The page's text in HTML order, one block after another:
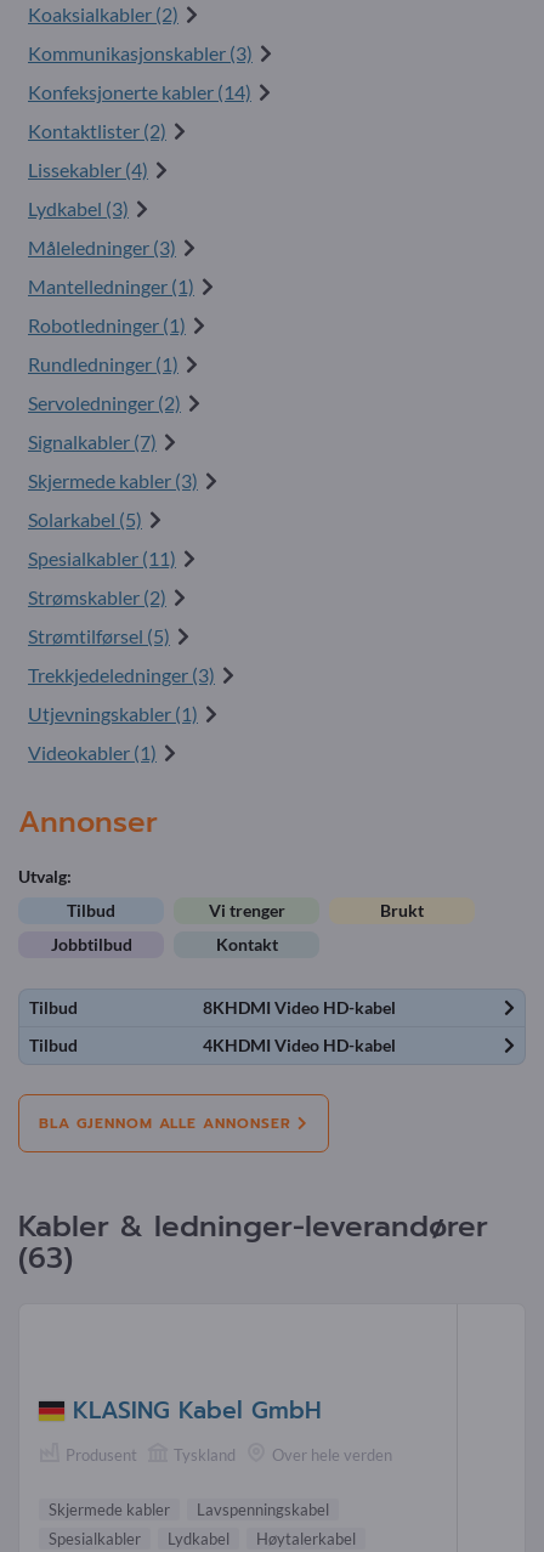
Koaksialkabler (2)
Kommunikasjonskabler (3)
Konfeksjonerte kabler (14)
Kontaktlister (2)
Lissekabler (4)
Lydkabel (3)
Måleledninger (3)
Mantelledninger (1)
Robotledninger (1)
Rundledninger (1)
Servoledninger (2)
Signalkabler (7)
Skjermede kabler (3)
Solarkabel (5)
Spesialkabler (11)
Strømskabler (2)
Strømtilførsel (5)
Trekkjedeledninger (3)
Utjevningskabler (1)
Videokabler (1)
Annonser
Utvalg:
Tilbud
Vi trenger
Brukt
Jobbtilbud
Kontakt
Tilbud
8KHDMI Video HD-kabel
Tilbud
4KHDMI Video HD-kabel
BLA GJENNOM ALLE ANNONSER
Kabler & ledninger-leverandører
(63)
KLASING Kabel GmbH
Produsent Tyskland Over hele verden
Skjermede kabler
Lavspenningskabel
Spesialkabler
Lydkabel
Høytalerkabel